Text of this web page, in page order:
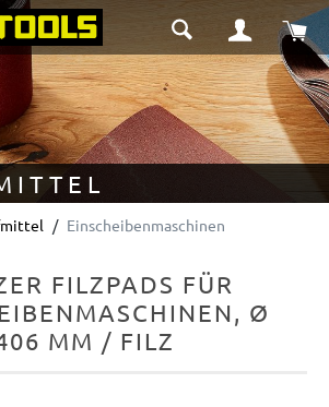
Einscheibenmaschinen
FILZPADS FÜR
Ø
MM / FILZ